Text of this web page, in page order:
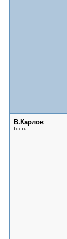
В.Карлов
Гость